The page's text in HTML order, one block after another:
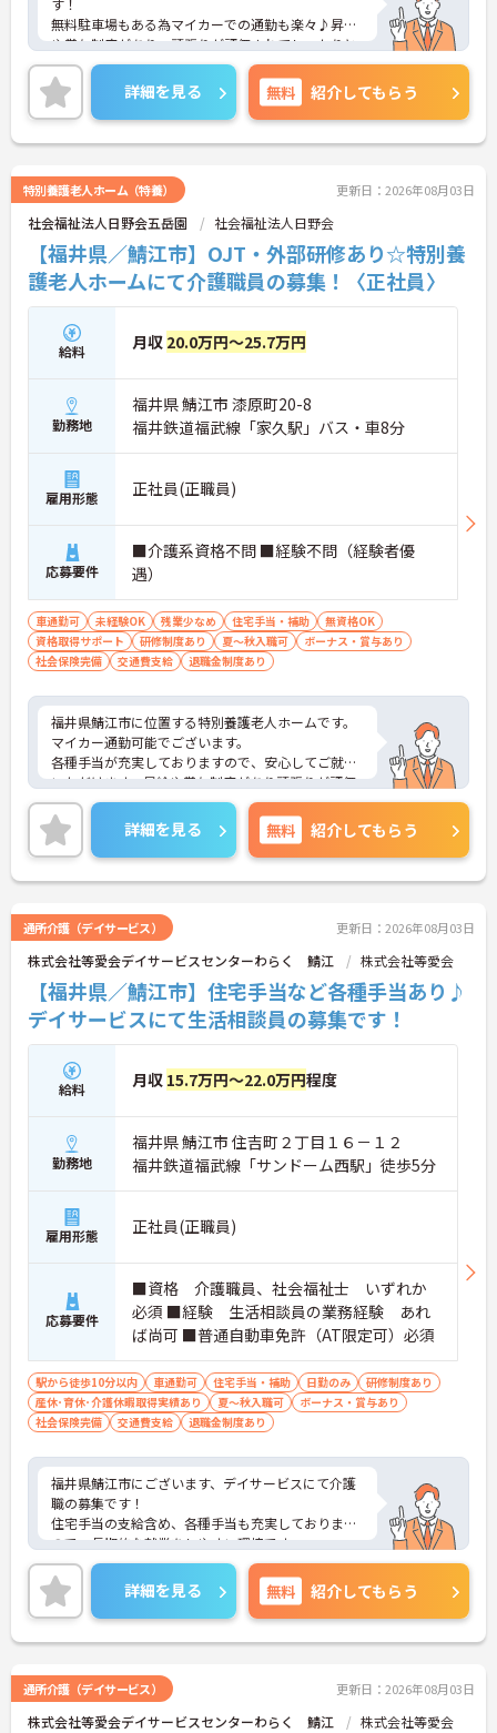
す！
無料駐車場もある為マイカーでの通勤も楽々♪昇給
や賞与制度があり、頑張りが評価されてしっかりと
還元されます。さらに各種手当もあるのは嬉しいポ
イントです◎利用可能な託児施設もあり、小さなお
子さんがいる方でも安心して働くことができる環境
です！
こちらの求人にご興味がございましたら面接のポイ
ます。
詳細を見る 無料 紹介してもらう
特別養護老人ホーム（特養） 更新日：2026年08月03日
社会福祉法人日野会五岳園 社会福祉法人日野会
【福井県／鯖江市】OJT・外部研修あり☆特別養
護老人ホームにて介護職員の募集！〈正社員〉
給料 月収 20.0万円～25.7万円
勤務地
福井県 鯖江市 漆原町20-8
福井鉄道福武線「家久駅」バス・車8分
雇用形態 正社員(正職員)
応募要件
■介護系資格不問 ■経験不問（経験者優
遇）
車通勤可 未経験OK 残業少なめ 住宅手当・補助
無資格OK
資格取得サポート
研修制度あり 夏～秋入職可
ボーナス・賞与あり
社会保険完備
交通費支給 退職金制度あり
福井県鯖江市に位置する特別養護老人ホームです。
マイカー通勤可能でございます。
各種手当が充実しておりますので、安心してご就業
いただけます。昇給や賞与制度があり頑張りが評価
されてしっかりと職員に還元されます。
ご興味のある方には、面接対策ポイントなど、さら
に詳細をお話しいたしますのでお気軽にご相談くだ
さい！
詳細を見る 無料 紹介してもらう
通所介護（デイサービス） 更新日：2026年08月03日
株式会社等愛会デイサービスセンターわらく 鯖江 株式会社等愛会
【福井県／鯖江市】住宅手当など各種手当あり♪
デイサービスにて生活相談員の募集です！
給料 月収 15.7万円～22.0万円程度
勤務地
福井県 鯖江市 住吉町２丁目１６－１２
福井鉄道福武線「サンドーム西駅」徒歩5分
雇用形態 正社員(正職員)
応募要件
■資格 介護職員、社会福祉士 いずれか
必須 ■経験 生活相談員の業務経験 あれ
ば尚可 ■普通自動車免許（AT限定可）必須
駅から徒歩10分以内 車通勤可 住宅手当・補助 日勤のみ
研修制度あり
産休･育休･介護休暇取得実績あり
夏～秋入職可
ボーナス・賞与あり
社会保険完備
交通費支給 退職金制度あり
福井県鯖江市にございます、デイサービスにて介護
職の募集です！
住宅手当の支給含め、各種手当も充実しております
ので、長期的な就業をしやすい環境です。
ご興味のある方は、マイナビ介護職までお問い合わ
せください。詳細を見る 無料 紹介してもらう
通所介護（デイサービス） 更新日：2026年08月03日
株式会社等愛会デイサービスセンターわらく 鯖江 株式会社等愛会